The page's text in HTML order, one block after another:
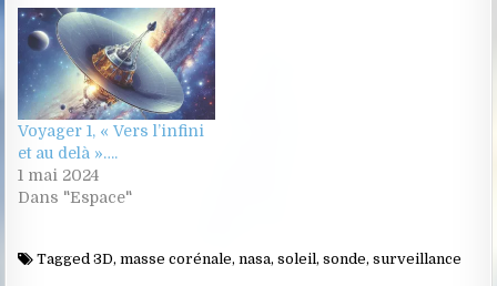
Voyager 1, « Vers l’infini
et au delà »….
1 mai 2024
Dans "Espace"
Tagged3D,masse corénale,nasa,soleil,sonde,surveillance